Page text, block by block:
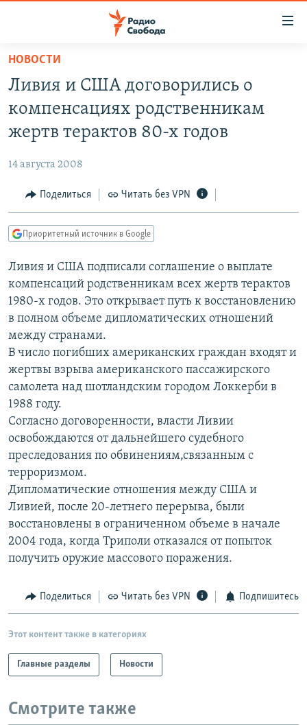
упрощенного
доступа
основному
Вернутся
Вернутся
поиску
МНЕНИЯ
КУЛЬТУРА
КАВКАЗ.РЕАЛИИ
СЕВЕР.РЕАЛИИ
СИБИРЬ.РЕАЛИИ
РАСПИСАНИЕ ВЕЩАНИЯ
ПОДПИШИТЕСЬ НА РАССЫЛКУ
Все сайты РСЕ/РС
НОВОСТИ
Ливия и США договорились о
компенсациях родственникам
жертв терактов 80-х годов
14 августа 2008
Поделиться Читать без VPN
Приоритетный источник в Google
Ливия и США подписали соглашение о выплате
компенсаций родственникам всех жертв терактов
1980-х годов. Это открывает путь к восстановлению
в полном объеме дипломатических отношений
между странами.
В число погибших американских граждан входят и
жертвы взрыва американского пассажирского
самолета над шотландским городом Локкерби в
1988 году.
Согласно договоренности, власти Ливии
освобождаются от дальнейшего судебного
преследования по обвинениям,связанным с
терроризмом.
Дипломатические отношения между США и
Ливией, после 20-летнего перерыва, были
восстановлены в ограниченном объеме в начале
2004 года, когда Триполи отказался от попыток
получить оружие массового поражения.
Поделиться Читать без VPN Подпишитесь
Этот контент также в категориях
Главные разделы Новости
Смотрите также